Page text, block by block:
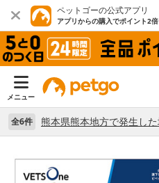
ペットゴーの公式アプリ
アプリからの購入でポイント2倍
メニュー
全6件